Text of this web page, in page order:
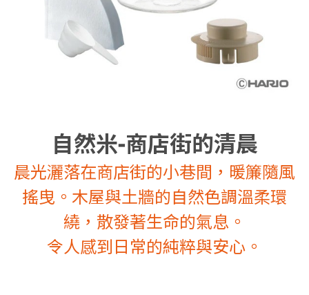
自然米-商店街的清晨
晨光灑落在商店街的小巷間，暖簾隨風
搖曳。木屋與土牆的自然色調溫柔環
繞，散發著生命的氣息。
令人感到日常的純粹與安心。